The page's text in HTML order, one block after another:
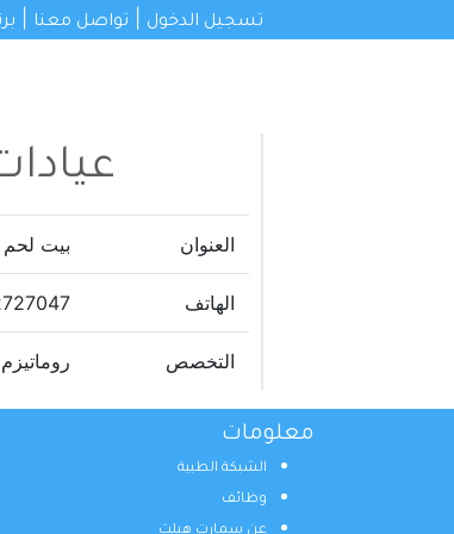
تسجيل الدخول تواصل معنا
العنوان بيت
الهاتف
التخصص
معلومات
الشبكة الطبية
وظائف
عن سمارت هيلث